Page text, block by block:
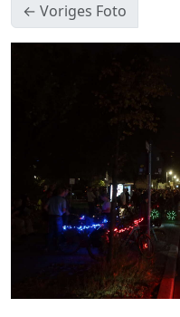
← Voriges Foto